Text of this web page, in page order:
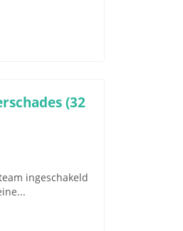
(32
ingeschakeld